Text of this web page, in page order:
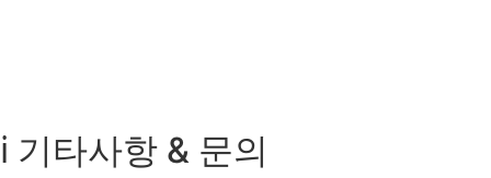
ℹ️ 기타사항 & 문의